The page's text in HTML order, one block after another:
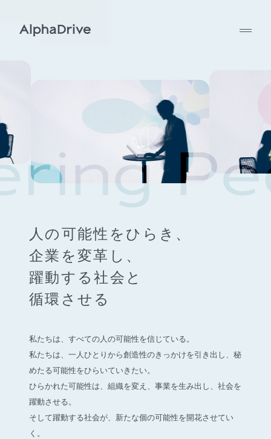
人の可能性をひらき、
企業を変革し、
躍動する社会と
循環させる
私たちは、すべての人の可能性を信じている。
私たちは、一人ひとりから創造性のきっかけを引き出し、 秘
めたる可能性をひらいていきたい。
ひらかれた可能性は、組織を変え、事業を生み出し、社会を
躍動させる。
そして躍動する社会が、新たな個の可能性を開花させてい
く。